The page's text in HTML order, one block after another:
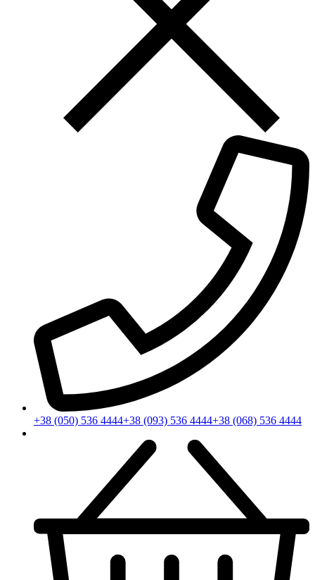
+38 (050) 536 4444+38 (093) 536 4444+38 (068) 536 4444